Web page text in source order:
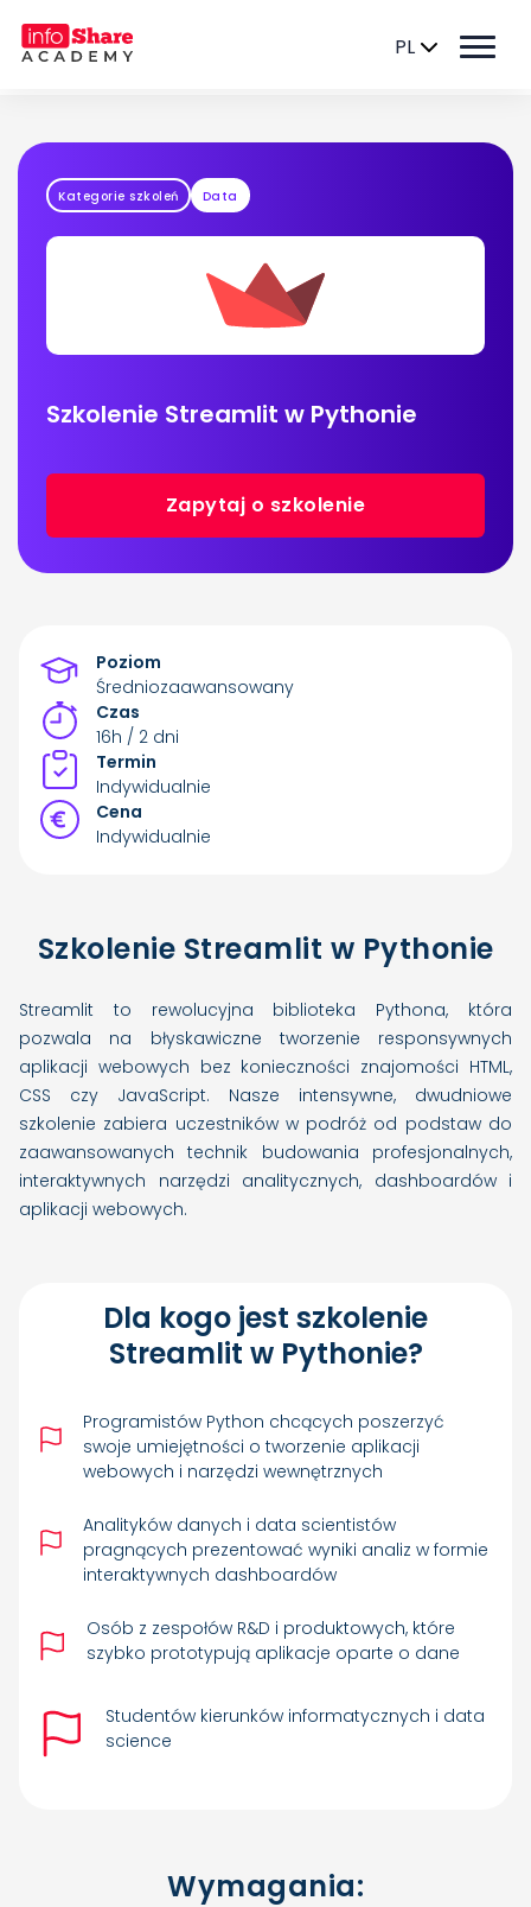
PL
Kategorie szkoleń Data
Szkolenie Streamlit w Pythonie
Zapytaj o szkolenie
Poziom
Średniozaawansowany
Czas
16h / 2 dni
Termin
Indywidualnie
Cena
Indywidualnie
Szkolenie Streamlit w Pythonie
Streamlit to rewolucyjna biblioteka Pythona, która
pozwala na błyskawiczne tworzenie responsywnych
aplikacji webowych bez konieczności znajomości HTML,
CSS czy JavaScript. Nasze intensywne, dwudniowe
szkolenie zabiera uczestników w podróż od podstaw do
zaawansowanych technik budowania profesjonalnych,
interaktywnych narzędzi analitycznych, dashboardów i
aplikacji webowych.
Dla kogo jest szkolenie
Streamlit w Pythonie?
Programistów Python chcących poszerzyć
swoje umiejętności o tworzenie aplikacji
webowych i narzędzi wewnętrznych
Analityków danych i data scientistów
pragnących prezentować wyniki analiz w formie
interaktywnych dashboardów
Osób z zespołów R&D i produktowych, które
szybko prototypują aplikacje oparte o dane
Studentów kierunków informatycznych i data
science
Wymagania: